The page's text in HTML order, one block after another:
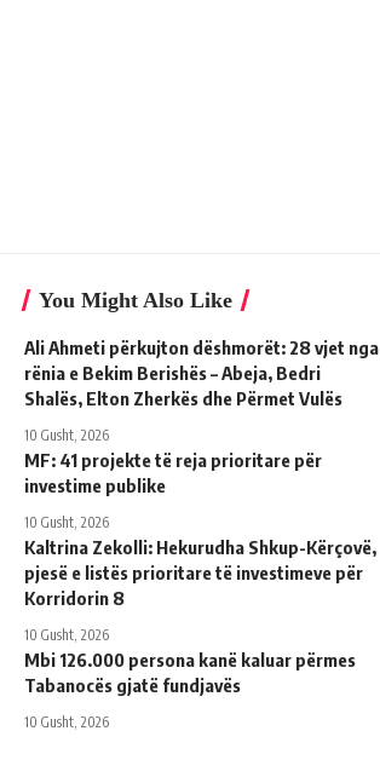
You Might Also Like
Ali Ahmeti përkujton dëshmorët: 28 vjet nga
rënia e Bekim Berishës – Abeja, Bedri
Shalës, Elton Zherkës dhe Përmet Vulës
10 Gusht, 2026
MF: 41 projekte të reja prioritare për
investime publike
10 Gusht, 2026
Kaltrina Zekolli: Hekurudha Shkup-Kërçovë,
pjesë e listës prioritare të investimeve për
Korridorin 8
10 Gusht, 2026
Mbi 126.000 persona kanë kaluar përmes
Tabanocës gjatë fundjavës
10 Gusht, 2026